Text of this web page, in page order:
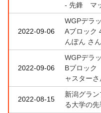
- 先鋒 マ
2022-09-06
WGPデラ
Aブロッ
んぽん さん
2022-09-06
WGPデラ
Bブロッ
ャスターさ
2022-08-15
新潟グラ
る大学の